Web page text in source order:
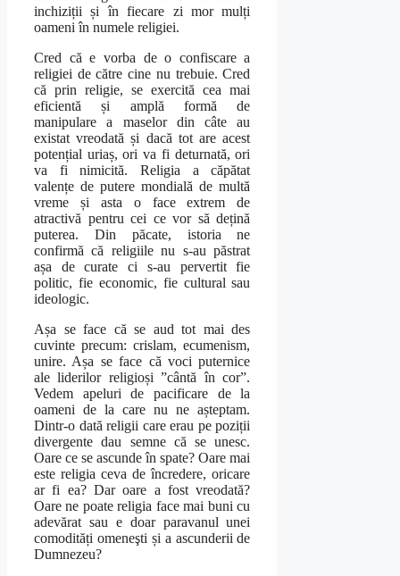
inchiziții și în fiecare zi mor mulți
oameni în numele religiei.
Cred că e vorba de o confiscare a
religiei de către cine nu trebuie. Cred
că prin religie, se exercită cea mai
eficientă și amplă formă de
manipulare a maselor din câte au
existat vreodată și dacă tot are acest
potențial uriaș, ori va fi deturnată, ori
va fi nimicită. Religia a căpătat
valențe de putere mondială de multă
vreme și asta o face extrem de
atractivă pentru cei ce vor să dețină
puterea. Din păcate, istoria ne
confirmă că religiile nu s-au păstrat
așa de curate ci s-au pervertit fie
politic, fie economic, fie cultural sau
ideologic.
Așa se face că se aud tot mai des
cuvinte precum: crislam, ecumenism,
unire. Așa se face că voci puternice
ale liderilor religioși ”cântă în cor”.
Vedem apeluri de pacificare de la
oameni de la care nu ne așteptam.
Dintr-o dată religii care erau pe poziții
divergente dau semne că se unesc.
Oare ce se ascunde în spate? Oare mai
este religia ceva de încredere, oricare
ar fi ea? Dar oare a fost vreodată?
Oare ne poate religia face mai buni cu
adevărat sau e doar paravanul unei
comodități omeneşti și a ascunderii de
Dumnezeu?